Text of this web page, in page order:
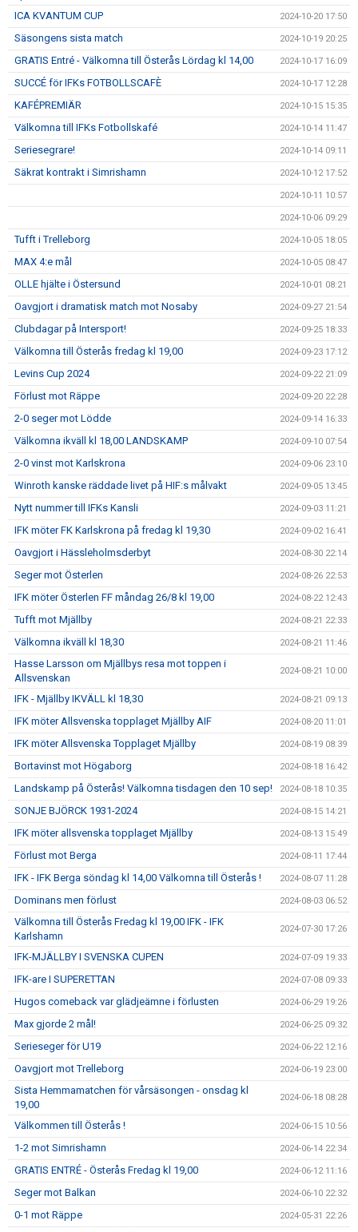
ICA KVANTUM CUP
2024-10-20 17:50
Säsongens sista match 2024-10-19 20:25
GRATIS Entré - Välkomna till Österås Lördag kl 14,00 2024-10-17 16:09
SUCCÉ för IFKs FOTBOLLSCAFÈ 2024-10-17 12:28
KAFÉPREMIÄR 2024-10-15 15:35
Välkomna till IFKs Fotbollskafé 2024-10-14 11:47
Seriesegrare! 2024-10-14 09:11
Säkrat kontrakt i Simrishamn 2024-10-12 17:52
2024-10-11 10:57
2024-10-06 09:29
Tufft i Trelleborg 2024-10-05 18:05
MAX 4:e mål 2024-10-05 08:47
OLLE hjälte i Östersund 2024-10-01 08:21
Oavgjort i dramatisk match mot Nosaby 2024-09-27 21:54
Clubdagar på Intersport! 2024-09-25 18:33
Välkomna till Österås fredag kl 19,00 2024-09-23 17:12
Levins Cup 2024 2024-09-22 21:09
Förlust mot Räppe 2024-09-20 22:28
2-0 seger mot Lödde 2024-09-14 16:33
Välkomna ikväll kl 18,00 LANDSKAMP 2024-09-10 07:54
2-0 vinst mot Karlskrona 2024-09-06 23:10
Winroth kanske räddade livet på HIF:s målvakt 2024-09-05 13:45
Nytt nummer till IFKs Kansli 2024-09-03 11:21
IFK möter FK Karlskrona på fredag kl 19,30 2024-09-02 16:41
Oavgjort i Hässleholmsderbyt 2024-08-30 22:14
Seger mot Österlen 2024-08-26 22:53
IFK möter Österlen FF måndag 26/8 kl 19,00 2024-08-22 12:43
Tufft mot Mjällby 2024-08-21 22:33
Välkomna ikväll kl 18,30 2024-08-21 11:46
Hasse Larsson om Mjällbys resa mot toppen i
Allsvenskan
2024-08-21 10:00
IFK - Mjällby IKVÄLL kl 18,30 2024-08-21 09:13
IFK möter Allsvenska topplaget Mjällby AIF 2024-08-20 11:01
IFK möter Allsvenska Topplaget Mjällby 2024-08-19 08:39
Bortavinst mot Högaborg 2024-08-18 16:42
Landskamp på Österås! Välkomna tisdagen den 10 sep! 2024-08-18 10:35
SONJE BJÖRCK 1931-2024 2024-08-15 14:21
IFK möter allsvenska topplaget Mjällby 2024-08-13 15:49
Förlust mot Berga 2024-08-11 17:44
IFK - IFK Berga söndag kl 14,00 Välkomna till Österås ! 2024-08-07 11:28
Dominans men förlust 2024-08-03 06:52
Välkomna till Österås Fredag kl 19,00 IFK - IFK
Karlshamn
2024-07-30 17:26
IFK-MJÄLLBY I SVENSKA CUPEN 2024-07-09 19:33
IFK-are I SUPERETTAN 2024-07-08 09:33
Hugos comeback var glädjeämne i förlusten 2024-06-29 19:26
Max gjorde 2 mål! 2024-06-25 09:32
Serieseger för U19 2024-06-22 12:16
Oavgjort mot Trelleborg 2024-06-19 23:00
Sista Hemmamatchen för vårsäsongen - onsdag kl
19,00
2024-06-18 08:28
Välkommen till Österås ! 2024-06-15 10:56
1-2 mot Simrishamn 2024-06-14 22:34
GRATIS ENTRÉ - Österås Fredag kl 19,00 2024-06-12 11:16
Seger mot Balkan 2024-06-10 22:32
0-1 mot Räppe 2024-05-31 22:26